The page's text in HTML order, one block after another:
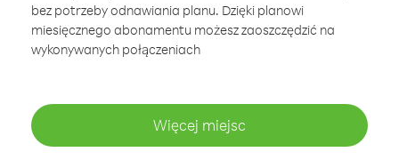
bez potrzeby odnawiania planu. Dzięki planowi
miesięcznego abonamentu możesz zaoszczędzić na
wykonywanych połączeniach
Więcej miejsc